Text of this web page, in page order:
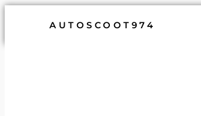
AUTOSCOOT974